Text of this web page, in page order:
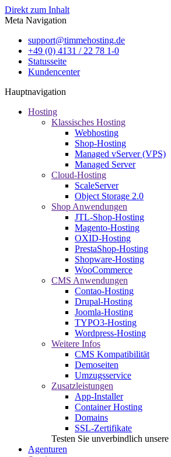
Direkt zum Inhalt
Meta Navigation
support@timmehosting.de
+49 (0) 4131 / 22 78 1-0
Statusseite
Kundencenter
Hauptnavigation
Hosting
Klassisches Hosting
Webhosting
Shop-Hosting
Managed vServer (VPS)
Managed Server
Cloud-Hosting
ScaleServer
Object Storage 2.0
Shop Anwendungen
JTL-Shop-Hosting
Magento-Hosting
OXID-Hosting
PrestaShop-Hosting
Shopware-Hosting
WooCommerce
CMS Anwendungen
Contao-Hosting
Drupal-Hosting
Joomla-Hosting
TYPO3-Hosting
Wordpress-Hosting
Weitere Infos
CMS Kompatibilität
Demoseiten
Umzugsservice
Zusatzleistungen
App-Installer
Container Hosting
Domains
SSL-Zertifikate
Testen Sie unverbindlich
Agenturen